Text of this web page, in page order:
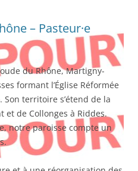
– Pasteur·e
du Rhône, Martigny-
formant l’Église Réformée
Son territoire s’étend de la
et de Collonges à Riddes.
notre paroisse compte un